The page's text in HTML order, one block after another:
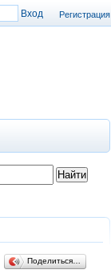
Регистрация
Поделиться…